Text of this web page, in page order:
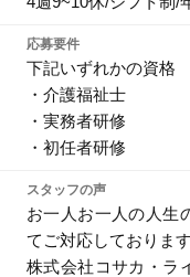
応募要件
下記いずれかの資格
・介護福祉士
・実務者研修
・初任者研修
スタッフの声
お一人お一人の人生
てご対応しております
株式会社コサカ・ラ